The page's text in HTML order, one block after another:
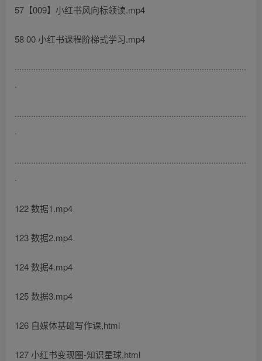
57【009】小红书风向标领读.mp4
58 00 小红书课程阶梯式学习.mp4
···································································································
·
···································································································
·
···································································································
·
122 数据1.mp4
123 数据2.mp4
124 数据4.mp4
125 数据3.mp4
126 自媒体基础写作课,html
127 小红书变现圈-知识星球,html